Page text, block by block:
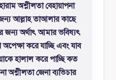
অশ্লীলতা বেহায়াপনা
আল্লাহ তাআলার কাছে
জন্য অর্থাৎ আমার ভবিষ্যৎ
করে যাচ্ছি এবং যাব
হালাল করে পাচ্ছি কত
অশ্লীলতা জেনা ব্যভিচার